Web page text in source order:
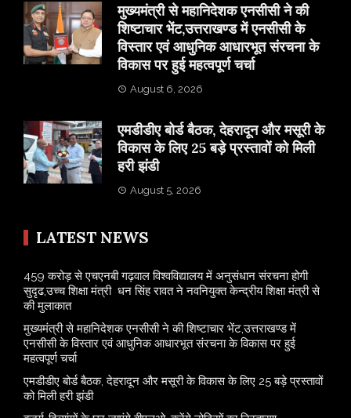
मुख्यमंत्री से महानिदेशक एनसीसी ने की
शिष्टाचार भेंट,उत्तराखण्ड में एनसीसी के
विस्तार एवं आधुनिक आधारभूत संरचना के
विकास पर हुई महत्वपूर्ण चर्चा
August 6, 2026
एमडीडीए बोर्ड बैठक, देहरादून और मसूरी के
विकास के लिए 25 बड़े प्रस्तावों को मिली
हरी झंडी
August 5, 2026
LATEST NEWS
459 करोड़ से एचएनबी गढ़वाल विश्वविद्यालय में अनुसंधान संरचना होगी
सुदृढ,उच्च शिक्षा मंत्री धन सिंह रावत ने नवनियुक्त केन्द्रीय शिक्षा मंत्री से
की मुलाकात
मुख्यमंत्री से महानिदेशक एनसीसी ने की शिष्टाचार भेंट,उत्तराखण्ड में
एनसीसी के विस्तार एवं आधुनिक आधारभूत संरचना के विकास पर हुई
महत्वपूर्ण चर्चा
एमडीडीए बोर्ड बैठक, देहरादून और मसूरी के विकास के लिए 25 बड़े प्रस्तावों
को मिली हरी झंडी